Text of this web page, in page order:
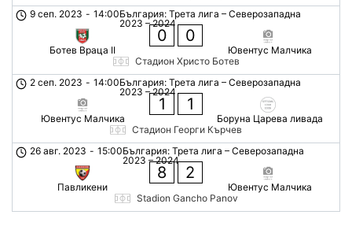
България: Трета лига – Северозападна
2023 – 2024
9 сеп. 2023 - 14:00
Ботев Враца II
0 0
Ювентус Малчика
Стадион Христо Ботев
България: Трета лига – Северозападна
2023 – 2024
2 сеп. 2023 - 14:00
Ювентус Малчика
1 1
Боруна Царева ливада
Стадион Георги Кърчев
България: Трета лига – Северозападна
2023 – 2024
26 авг. 2023 - 15:00
Павликени
8 2
Ювентус Малчика
Stadion Gancho Panov